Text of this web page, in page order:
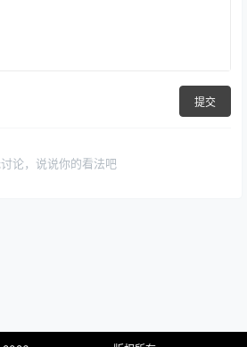
提交
论，说说你的看法吧